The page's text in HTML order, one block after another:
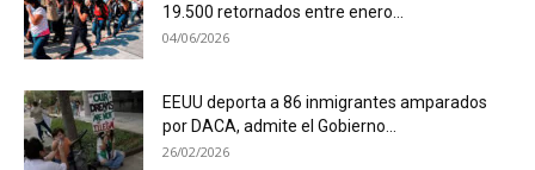
19.500 retornados entre enero...
04/06/2026
EEUU deporta a 86 inmigrantes amparados
por DACA, admite el Gobierno...
26/02/2026